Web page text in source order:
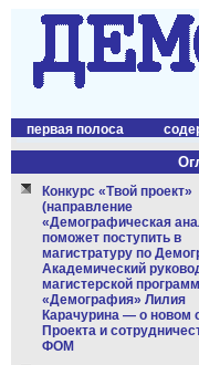
первая полоса
Конкурс «Твой проект»
(направление
«Демографическая
поможет поступить в
магистратуру по
Академический
магистерской
«Демография» Лилия
Карачурина — о новом
Проекта и
ФОМ